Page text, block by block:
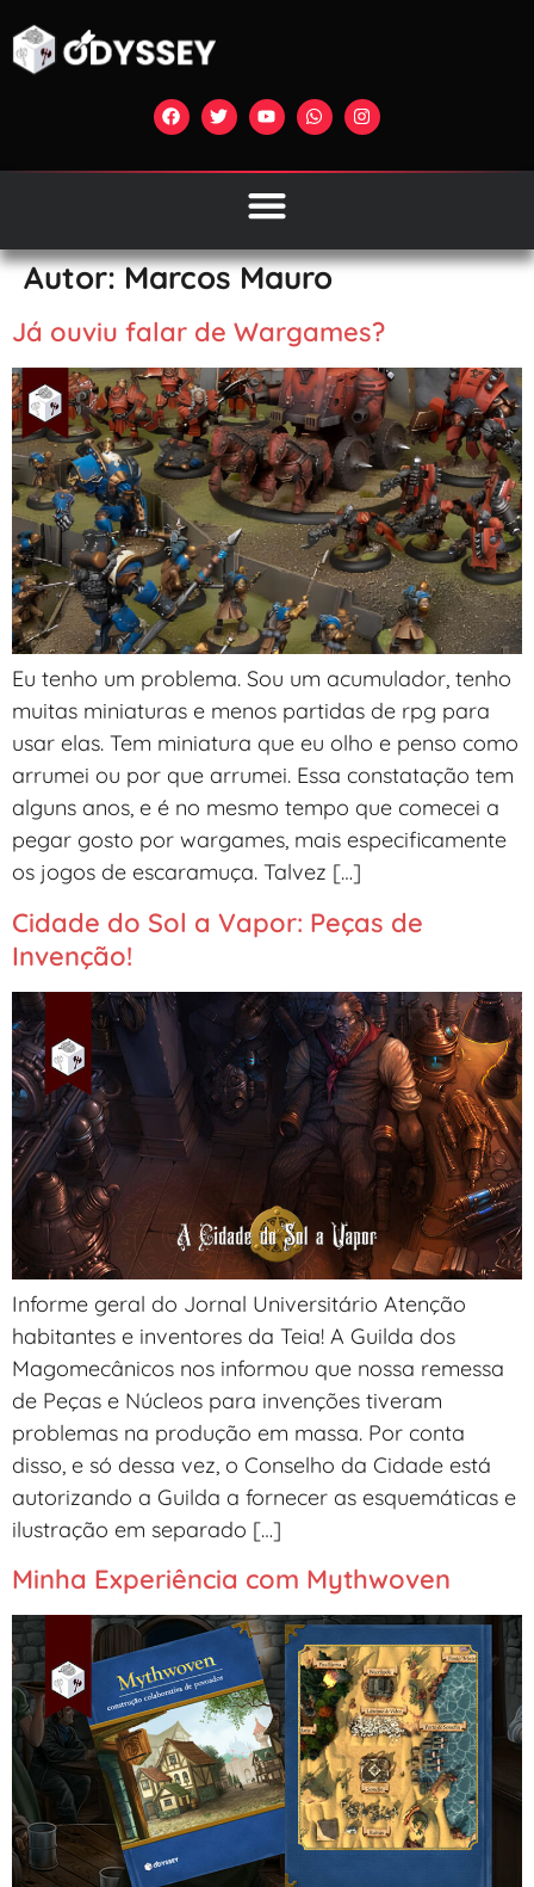
Autor:Marcos Mauro
Já ouviu falar de Wargames?
Eu tenho um problema. Sou um acumulador, tenho
muitas miniaturas e menos partidas de rpg para
usar elas. Tem miniatura que eu olho e penso como
arrumei ou por que arrumei. Essa constatação tem
alguns anos, e é no mesmo tempo que comecei a
pegar gosto por wargames, mais especificamente
os jogos de escaramuça. Talvez […]
Cidade do Sol a Vapor: Peças de
Invenção!
Informe geral do Jornal Universitário Atenção
habitantes e inventores da Teia! A Guilda dos
Magomecânicos nos informou que nossa remessa
de Peças e Núcleos para invenções tiveram
problemas na produção em massa. Por conta
disso, e só dessa vez, o Conselho da Cidade está
autorizando a Guilda a fornecer as esquemáticas e
ilustração em separado […]
Minha Experiência com Mythwoven